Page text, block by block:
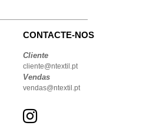
CONTACTE-NOS
Cliente
cliente@ntextil.pt
Vendas
vendas@ntextil.pt